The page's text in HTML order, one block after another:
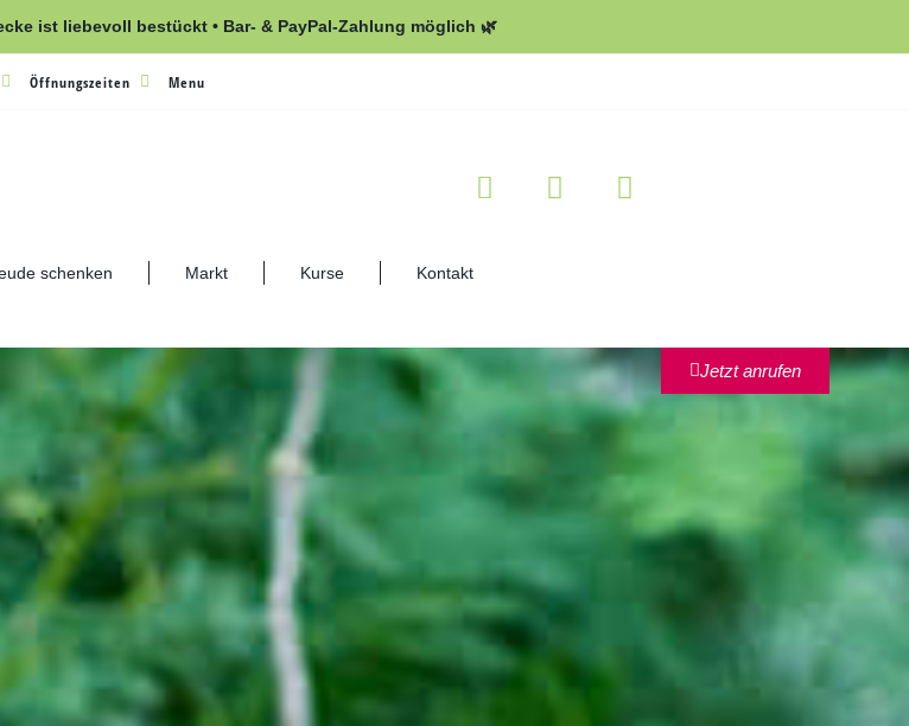
ist liebevoll bestückt • Bar- & PayPal-Zahlung möglich 🌿
Öffnungszeiten Menu
schenken Markt Kurse Kontakt
Jetzt anrufen